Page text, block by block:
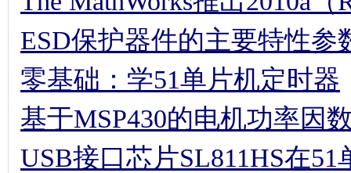
ESD保护器件的主要特性参
零基础：学51单片机定时器
基于MSP430的电机功率因
USB接口芯片SL811HS在